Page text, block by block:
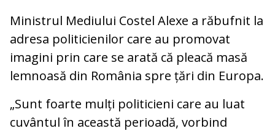
Ministrul Mediului Costel Alexe a răbufnit la
adresa politicienilor care au promovat
imagini prin care se arată că pleacă masă
lemnoasă din România spre țări din Europa.
„Sunt foarte mulți politicieni care au luat
cuvântul în această perioadă, vorbind